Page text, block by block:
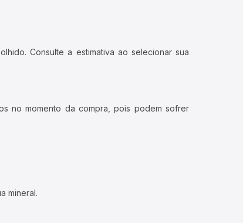
Consulte a estimativa ao selecionar sua
no momento da compra, pois podem sofrer
mineral.